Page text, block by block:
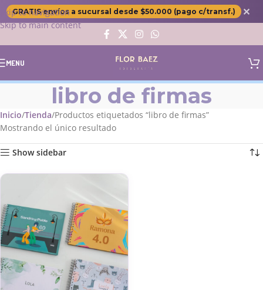
Skip to navigation
Skip to main content
GRATIS envíos a sucursal desde $50.000 (pago c/transf.) ✕
MENU
libro de firmas
Inicio Tienda Productos etiquetados “libro de firmas”
Mostrando el único resultado
Show sidebar